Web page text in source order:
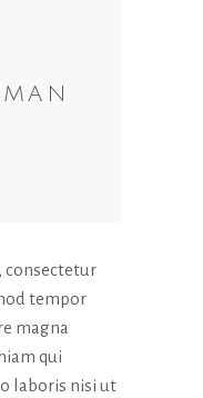
consectetur
tempor
magna
qui
laboris nisi ut
cookie
sono